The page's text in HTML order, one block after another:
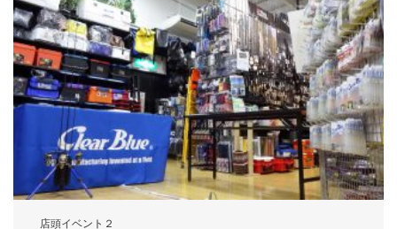
店頭イベント２